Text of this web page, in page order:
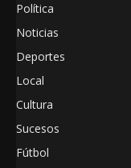
Política
Noticias
Deportes
Local
Cultura
Sucesos
Fútbol